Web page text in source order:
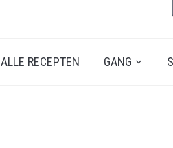
ALLE RECEPTEN GANG